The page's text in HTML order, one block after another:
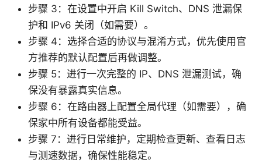
步骤 3：在设置中开启 Kill Switch、DNS 泄漏保
护和 IPv6 关闭（如需要）。
步骤 4：选择合适的协议与混淆方式，优先使用官
方推荐的默认配置后再做调整。
步骤 5：进行一次完整的 IP、DNS 泄漏测试，确
保没有暴露真实信息。
步骤 6：在路由器上配置全局代理（如需要），确
保家中所有设备都能受益。
步骤 7：进行日常维护，定期检查更新、查看日志
与测速数据，确保性能稳定。